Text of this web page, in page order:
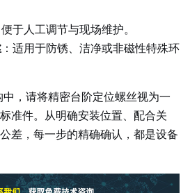
便于人工调节与现场维护。
：适用于防锈、洁净或非磁性特殊环
，请将精密台阶定位螺丝视为一
准件。从明确安装位置、配合关
差，每一步的精确确认，都是设备